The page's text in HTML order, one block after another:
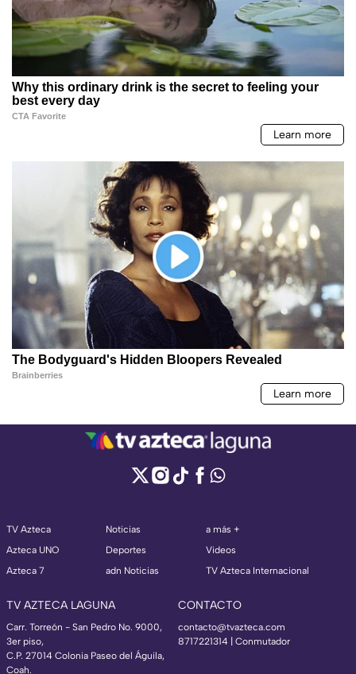
TV Azteca
Azteca UNO
Azteca 7
Noticias
Deportes
adn Noticias
a más +
Videos
TV Azteca Internacional
TV AZTECA LAGUNA
Carr. Torreón - San Pedro No. 9000,
3er piso,
C.P. 27014 Colonia Paseo del Águila,
Coah.
CONTACTO
contacto@tvazteca.com
8717221314 | Conmutador